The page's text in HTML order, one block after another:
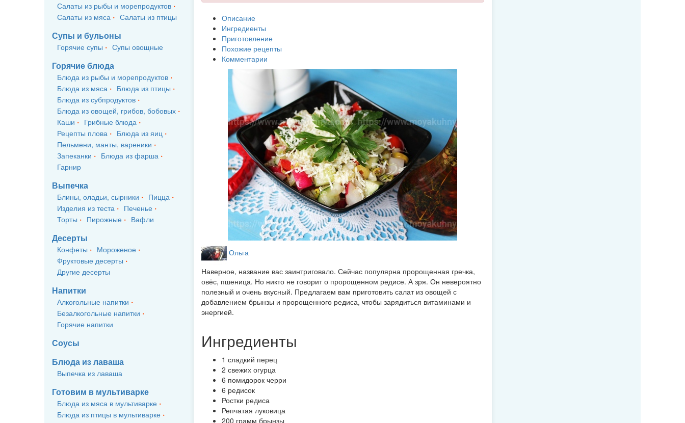
Салаты из рыбы и морепродуктов
Салаты из мяса
Салаты из птицы
Супы и бульоны
Горячие супы Супы овощные
Горячие блюда
Блюда из рыбы и морепродуктов
Блюда из мяса
Блюда из птицы
Блюда из субпродуктов
Блюда из овощей, грибов, бобовых
Каши
Грибные блюда
Рецепты плова
Блюда из яиц
Пельмени, манты, вареники
Запеканки
Блюда из фарша
Гарнир
Выпечка
Блины, оладьи, сырники
Пицца
Изделия из теста
Печенье
Торты
Пирожные Вафли
Десерты
Конфеты
Мороженое
Фруктовые десерты
Другие десерты
Напитки
Алкогольные напитки
Безалкогольные напитки
Горячие напитки
Соусы
Блюда из лаваша
Выпечка из лаваша
Готовим в мультиварке
Блюда из мяса в мультиварке
Блюда из птицы в мультиварке
Описание
Ингредиенты
Приготовление
Похожие рецепты
Комментарии
Ольга
Наверное, название вас заинтриговало. Сейчас популярна пророщенная гречка,
овёс, пшеница. Но никто не говорит о пророщенном редисе. А зря. Он невероятно
полезный и очень вкусный. Предлагаем вам приготовить салат из овощей с
добавлением брынзы и пророщенного редиса, чтобы зарядиться витаминами и
энергией.
Ингредиенты
1 сладкий перец
2 свежих огурца
6 помидорок черри
6 редисок
Ростки редиса
Репчатая луковица
200 грамм брынзы